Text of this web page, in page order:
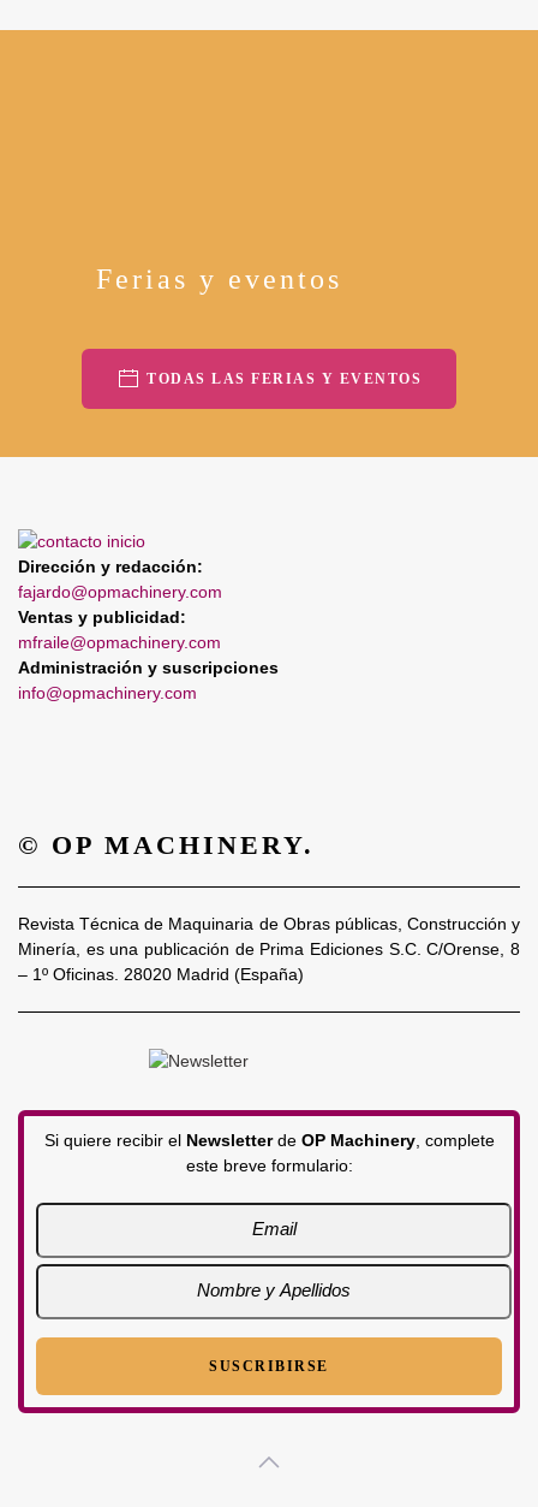
Ferias y eventos
TODAS LAS FERIAS Y EVENTOS
Dirección y redacción:
fajardo@opmachinery.com
Ventas y publicidad:
mfraile@opmachinery.com
Administración y suscripciones
info@opmachinery.com
© OP MACHINERY.
Revista Técnica de Maquinaria de Obras públicas, Construcción y
Minería, es una publicación de Prima Ediciones S.C. C/Orense, 8
– 1º Oficinas. 28020 Madrid (España)
Si quiere recibir el Newsletterde OP Machinery, complete
este breve formulario: